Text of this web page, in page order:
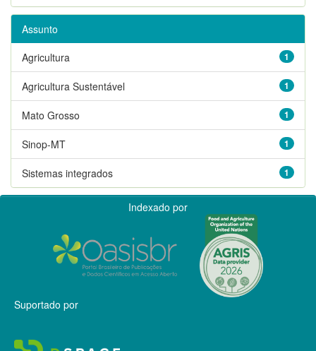
Assunto
1
Agricultura
1
Agricultura Sustentável
1
Mato Grosso
1
Sinop-MT
1
Sistemas integrados
Indexado por
Suportado por